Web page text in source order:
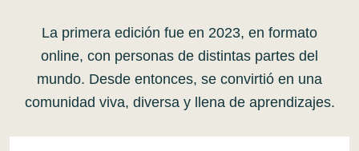
La primera edición fue en 2023, en formato
online, con personas de distintas partes del
mundo. Desde entonces, se convirtió en una
comunidad viva, diversa y llena de aprendizajes.